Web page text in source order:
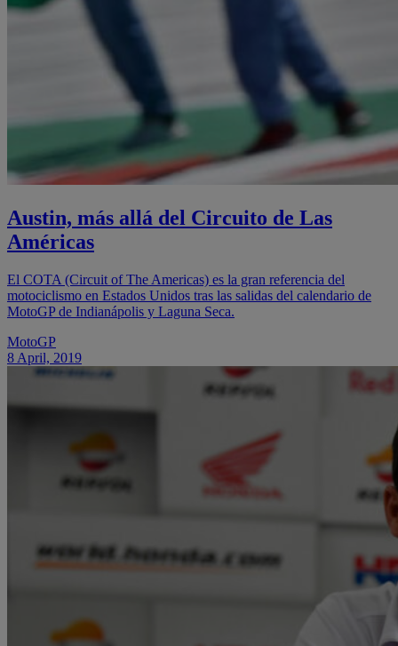
Austin, más allá del Circuito de Las
Américas
El COTA (Circuit of The Americas) es la gran referencia del
motociclismo en Estados Unidos tras las salidas del calendario de
MotoGP de Indianápolis y Laguna Seca.
MotoGP
8 April, 2019